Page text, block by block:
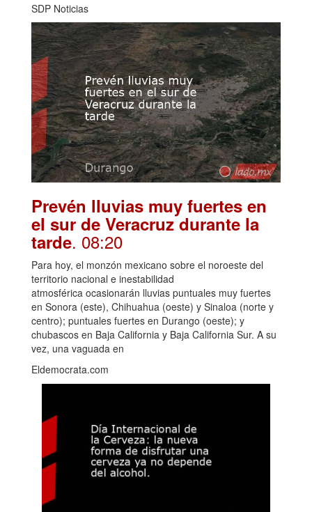
SDP Noticias
Prevén lluvias muy fuertes en
el sur de Veracruz durante la
tarde. 08:20
Para hoy, el monzón mexicano sobre el noroeste del
territorio nacional e inestabilidad
atmosférica ocasionarán lluvias puntuales muy fuertes
en Sonora (este), Chihuahua (oeste) y Sinaloa (norte y
centro); puntuales fuertes en Durango (oeste); y
chubascos en Baja California y Baja California Sur. A su
vez, una vaguada en
Eldemocrata.com